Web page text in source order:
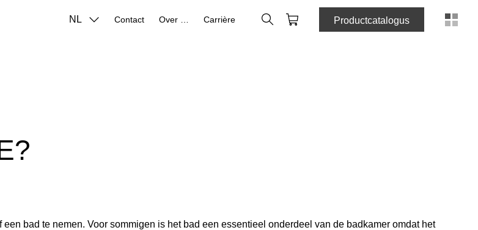
NL Contact Carrière ZoekenWinkelmandje
Productcatalogus
bad te nemen. Voor sommigen is het bad een essentieel onderdeel van de badkamer omdat het